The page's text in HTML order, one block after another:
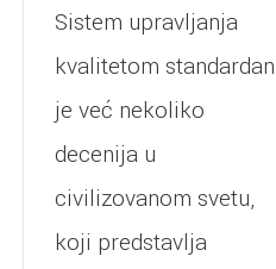
Sistem upravljanja
kvalitetom standardan
je već nekoliko
decenija u
civilizovanom svetu,
koji predstavlja